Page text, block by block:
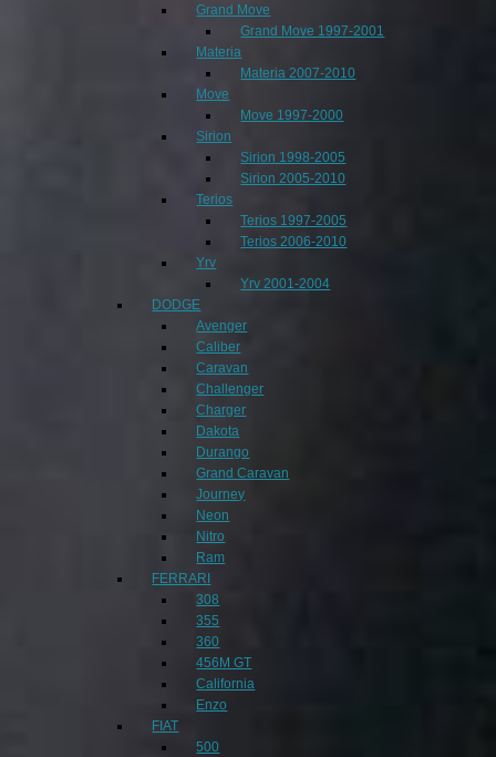
Grand Move
Grand Move 1997-2001
Materia
Materia 2007-2010
Move
Move 1997-2000
Sirion
Sirion 1998-2005
Sirion 2005-2010
Terios
Terios 1997-2005
Terios 2006-2010
Yrv
Yrv 2001-2004
DODGE
Avenger
Caliber
Caravan
Challenger
Charger
Dakota
Durango
Grand Caravan
Journey
Neon
Nitro
Ram
FERRARI
308
355
360
456M GT
California
Enzo
FIAT
500